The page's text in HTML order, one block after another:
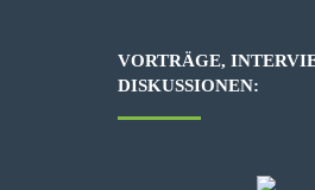
VORTRÄGE,
DISKUSSIONEN: